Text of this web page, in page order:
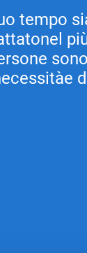
tempo